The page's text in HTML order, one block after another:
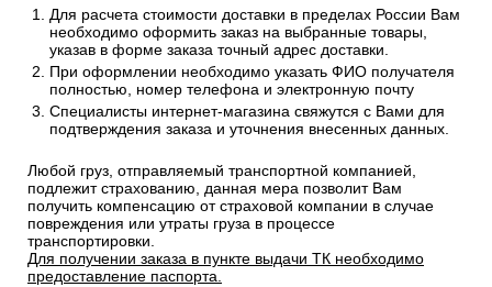
Для расчета стоимости доставки в пределах России Вам
необходимо оформить заказ на выбранные товары,
указав в форме заказа точный адрес доставки.
При оформлении необходимо указать ФИО получателя
полностью, номер телефона и электронную почту
Специалисты интернет-магазина свяжутся с Вами для
подтверждения заказа и уточнения внесенных данных.
Любой груз, отправляемый транспортной компанией,
подлежит страхованию, данная мера позволит Вам
получить компенсацию от страховой компании в случае
повреждения или утраты груза в процессе
транспортировки.
Для получении заказа в пункте выдачи ТК необходимо
предоставление паспорта.